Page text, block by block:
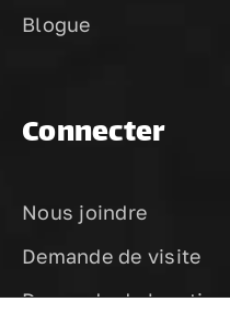
Blogue
Connecter
Nous joindre
Demande de visite
Demande de location